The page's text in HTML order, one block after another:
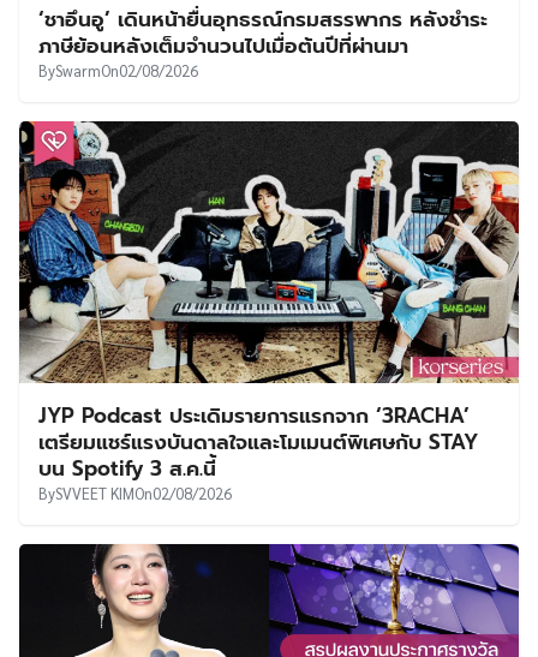
‘ชาอึนอู’ เดินหน้ายื่นอุทธรณ์กรมสรรพากร หลังชำระ
ภาษีย้อนหลังเต็มจำนวนไปเมื่อต้นปีที่ผ่านมา
BySwarmOn02/08/2026
JYP Podcast ประเดิมรายการแรกจาก ‘3RACHA’
เตรียมแชร์แรงบันดาลใจและโมเมนต์พิเศษกับ STAY
บน Spotify 3 ส.ค.นี้
BySVVEET KIMOn02/08/2026